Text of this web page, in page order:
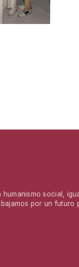
social,
por un futuro